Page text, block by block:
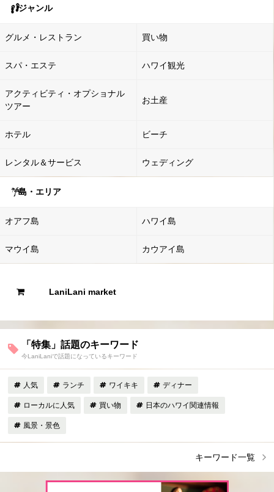
ジャンル
グルメ・レストラン 買い物
スパ・エステ ハワイ観光
アクティビティ・オプショナル
ツアー
お土産
ホテル ビーチ
レンタル＆サービス ウェディング
島・エリア
オアフ島 ハワイ島
マウイ島 カウアイ島
LaniLani market
「特集」話題のキーワード
今LaniLaniで話題になっているキーワード
人気 ランチ ワイキキ ディナー
ローカルに人気 買い物 日本のハワイ関連情報
風景・景色
キーワード一覧